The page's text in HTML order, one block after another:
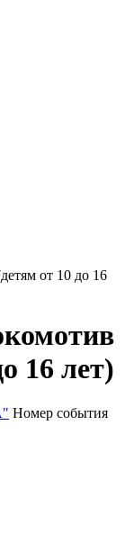
от 10 до 16
16 лет)
Номер события